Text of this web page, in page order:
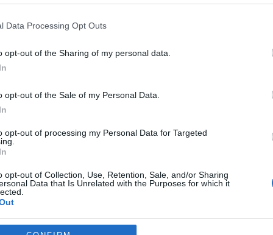
Data Processing Opt Outs
opt-out of the Sharing of my personal data.
opt-out of the Sale of my Personal Data.
opt-out of processing my Personal Data for Targeted
opt-out of Collection, Use, Retention, Sale, and/or Sharing
Data that Is Unrelated with the Purposes for which it
is könnyen szállíthatók, valamint mindhárom kísérletünk a
Béldi-Betegh Aliz. Anyacégük hozzájárul a kölyöklabor